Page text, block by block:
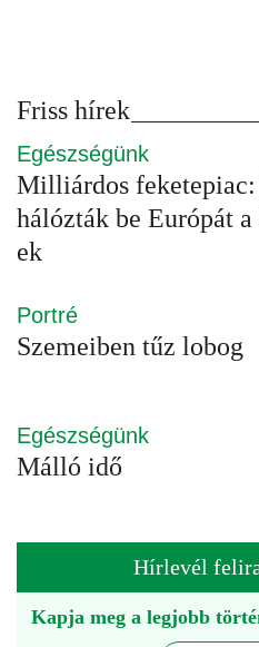
Friss hírek
Egészségünk
Milliárdos
hálózták be Európát
ek
Portré
Szemeiben tűz lobog
Egészségünk
Málló idő
Hírlevél
Kapja meg a legjobb